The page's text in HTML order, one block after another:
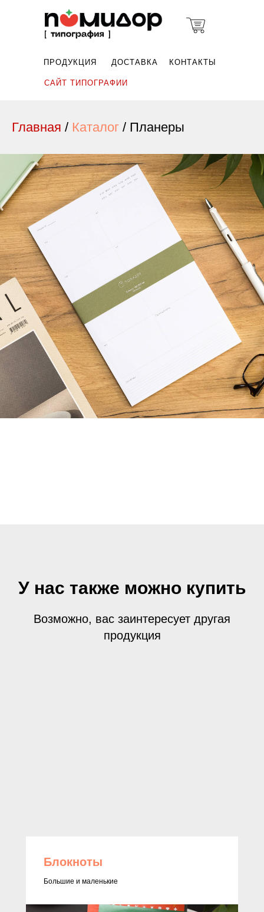
ПРОДУКЦИЯ ДОСТАВКА КОНТАКТЫ
САЙТ ТИПОГРАФИИ
Главная / Каталог / Планеры
У нас также можно купить
Возможно, вас заинтересует другая
продукция
Блокноты
Большие и маленькие